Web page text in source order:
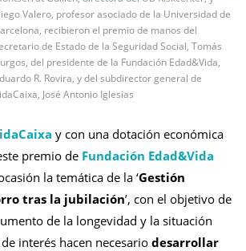
Valero, profesor asociado de la Universidad de
recibieron el premio de manos del
de Estado de la Seguridad Social, Tomás
del presidente de la Fundación Edad&Vida,
R. Rovira, y del subdirector general de
José Antonio Iglesias
y con una dotación económica
premio de Fundación Edad&Vida
la temática de la ‘Gestión
tras la jubilación’, con el objetivo de
de la longevidad y la situación
interés hacen necesario desarrollar